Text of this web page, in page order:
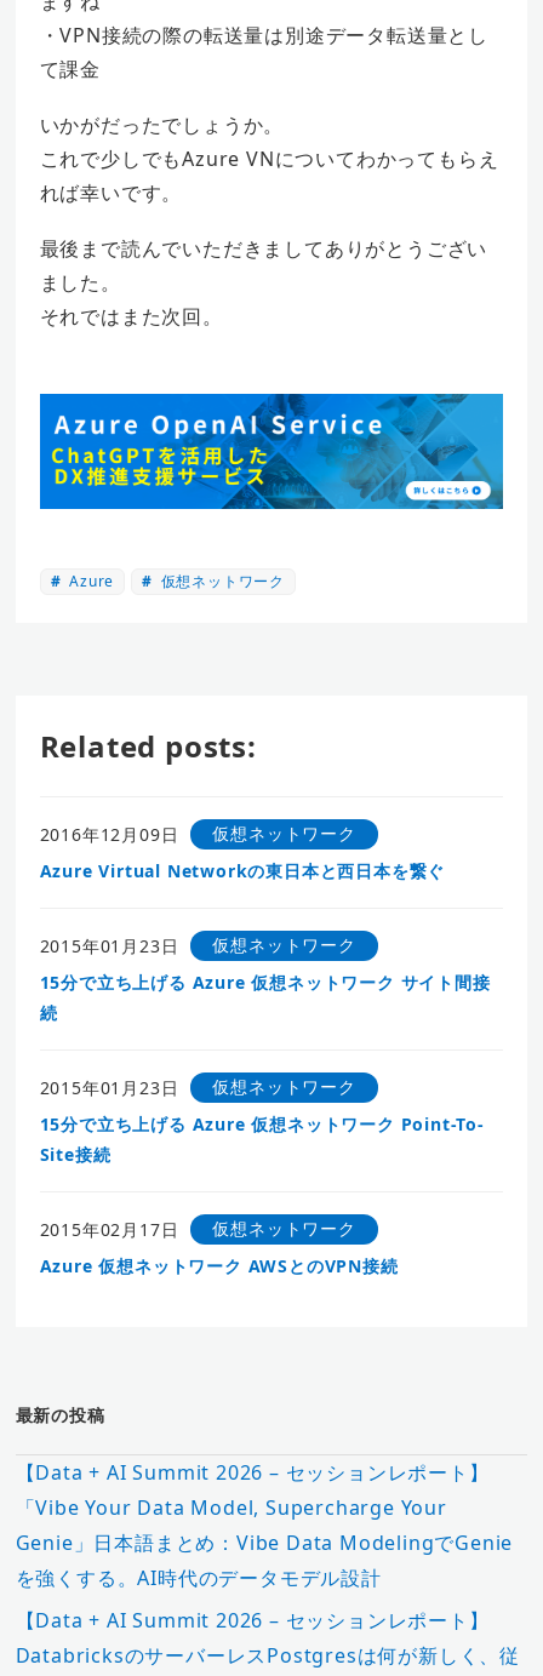
・VPN接続の際の転送量は別途データ転送量とし
て課金
いかがだったでしょうか。
これで少しでもAzure VNについてわかってもらえ
れば幸いです。
最後まで読んでいただきましてありがとうござい
ました。
それではまた次回。
Azure 仮想ネットワーク
Related posts:
2016年12月09日
仮想ネットワーク
Azure Virtual Networkの東日本と西日本を繋ぐ
2015年01月23日
仮想ネットワーク
15分で立ち上げる Azure 仮想ネットワーク サイト間接
続
2015年01月23日
仮想ネットワーク
15分で立ち上げる Azure 仮想ネットワーク Point-To-
Site接続
2015年02月17日
仮想ネットワーク
Azure 仮想ネットワーク AWSとのVPN接続
最新の投稿
【Data + AI Summit 2026 – セッションレポート】
「Vibe Your Data Model, Supercharge Your
Genie」日本語まとめ：Vibe Data ModelingでGenie
を強くする。AI時代のデータモデル設計
【Data + AI Summit 2026 – セッションレポート】
DatabricksのサーバーレスPostgresは何が新しく、従